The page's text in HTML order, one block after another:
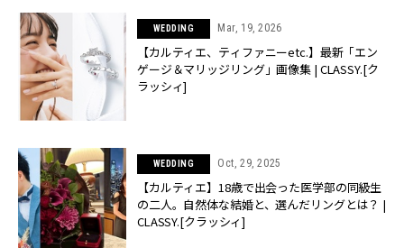
WEDDING Mar, 19, 2026
【カルティエ、ティファニーetc.】最新「エン
ゲージ＆マリッジリング」画像集 | CLASSY.[ク
ラッシィ]
WEDDING Oct, 29, 2025
【カルティエ】18歳で出会った医学部の同級生
の二人。自然体な結婚と、選んだリングとは？ |
CLASSY.[クラッシィ]